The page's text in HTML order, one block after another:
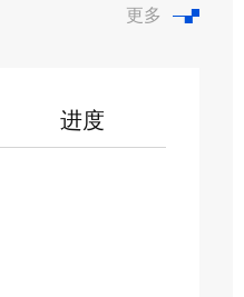
更多
进度